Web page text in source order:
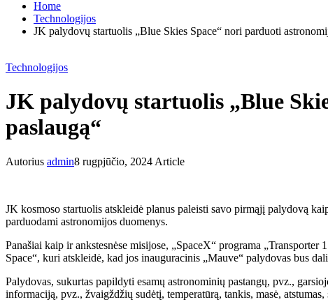
Home
Technologijos
JK palydovų startuolis „Blue Skies Space“ nori parduoti
Technologijos
JK palydovų startuolis „Blue
paslaugą“
Autorius admin8 rugpjūčio, 2024 Article
JK kosmoso startuolis atskleidė planus paleisti savo pirmąjį palydovą
parduodami astronomijos duomenys.
Panašiai kaip ir ankstesnėse misijose, „SpaceX“ programa
Space“, kuri atskleidė, kad jos inauguracinis „Mauve“ palydovas bus
Palydovas, sukurtas papildyti esamų astronominių pastangų, pvz.,
informaciją, pvz., žvaigždžių sudėtį, temperatūrą, tankis, masė, atstumas,